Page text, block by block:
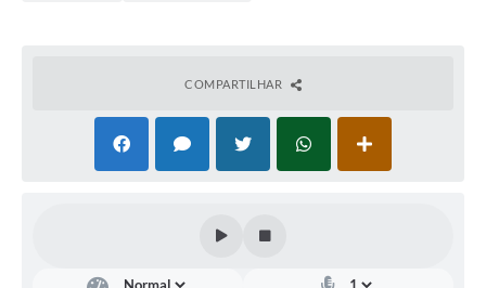
COMPARTILHAR